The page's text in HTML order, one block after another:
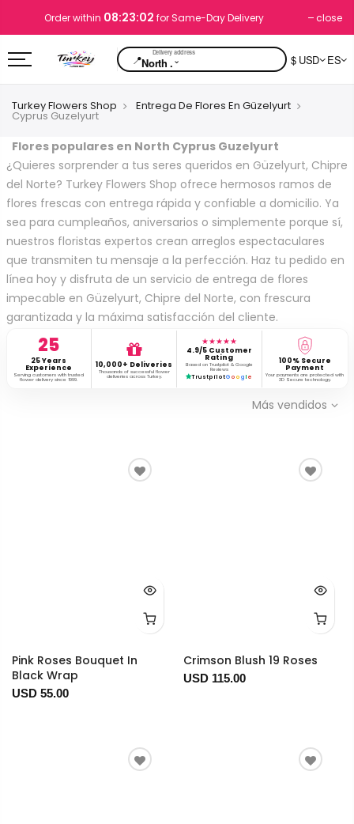
Order within08:23:01for Same-Day Delivery close
📍North .⌄ $ USD ES
Turkey Flowers Shop Entrega De Flores En Güzelyurt
Cyprus Guzelyurt
Flores populares en North Cyprus Guzelyurt
¿Quieres sorprender a tus seres queridos en Güzelyurt, Chipre
del Norte? Turkey Flowers Shop ofrece hermosos ramos de
flores frescas con entrega rápida y confiable a domicilio. Ya
sea para cumpleaños, aniversarios o simplemente porque sí,
nuestros floristas expertos crean arreglos espectaculares
que transmiten tu mensaje a la perfección. Haz tu pedido en
línea hoy y disfruta de un servicio de entrega de flores
impecable en Güzelyurt, Chipre del Norte, con frescura
garantizada y la máxima satisfacción del cliente.
25
25 Years
Experience
Serving customers with trusted
flower delivery since 1999.
10,000+ Deliveries
Thousands of successful flower
deliveries across Turkey.
★★★★★
4.9/5 Customer
Rating
Based on Trustpilot & Google
Reviews
TrustpilotG o o g l e
100% Secure
Payment
Your payments are protected with
3D Secure technology.
Más vendidos
Pink Roses Bouquet In
Black Wrap
USD 55.00
Crimson Blush 19 Roses
USD 115.00